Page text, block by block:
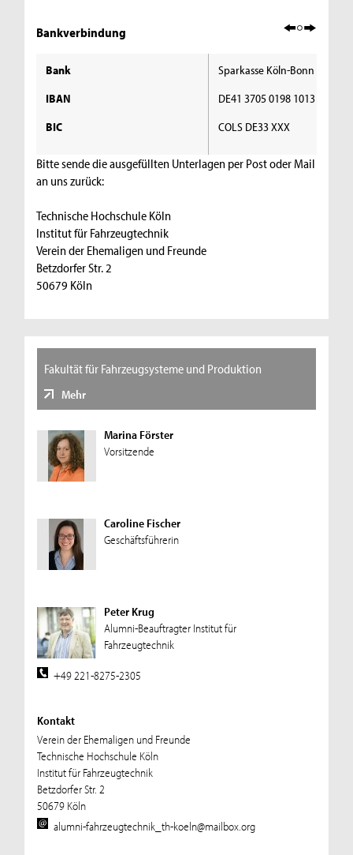
Bankverbindung
Bank
IBAN
BIC
Sparkasse Köln-Bonn
DE41 3705 0198 1013 1327 64
COLS DE33 XXX
Bitte sende die ausgefüllten Unterlagen per Post oderMail
an uns zurück:
Technische Hochschule Köln
Institut für Fahrzeugtechnik
Verein der Ehemaligen und Freunde
Betzdorfer Str. 2
50679 Köln
Fakultät für Fahrzeugsysteme und Produktion
Mehr
Marina Förster
Vorsitzende
Caroline Fischer
Geschäftsführerin
Peter Krug
Alumni-Beauftragter Institut für
Fahrzeugtechnik
+49 221-8275-2305
Kontakt
Verein der Ehemaligen und Freunde
Technische Hochschule Köln
Institut für Fahrzeugtechnik
Betzdorfer Str. 2
50679 Köln
alumni-fahrzeugtechnik_th-koeln@mailbox.org